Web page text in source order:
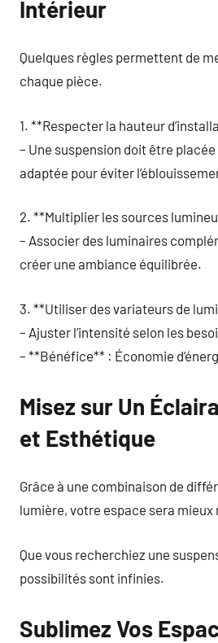
Intérieur
Quelques règles permettent de
chaque pièce.
1. **Respecter la hauteur
– Une suspension doit être
adaptée pour éviter
2. **Multiplier les sources
– Associer des luminaires
créer une ambiance équilibrée.
3. **Utiliser des variateurs de
– Ajuster l’intensité selon les
– **Bénéfice** : Économie
Misez sur Un
et Esthétique
Grâce à une combinaison de
lumière, votre espace sera mieux
Que vous recherchiez une
possibilités sont infinies.
Sublimez Vos